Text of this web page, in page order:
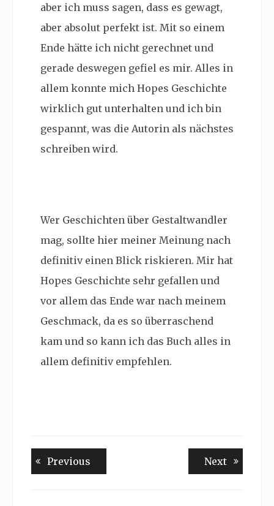
aber ich muss sagen, dass es gewagt,
aber absolut perfekt ist. Mit so einem
Ende hätte ich nicht gerechnet und
gerade deswegen gefiel es mir. Alles in
allem konnte mich Hopes Geschichte
wirklich gut unterhalten und ich bin
gespannt, was die Autorin als nächstes
schreiben wird.
Wer Geschichten über Gestaltwandler
mag, sollte hier meiner Meinung nach
definitiv einen Blick riskieren. Mir hat
Hopes Geschichte sehr gefallen und
vor allem das Ende war nach meinem
Geschmack, da es so überraschend
kam und so kann ich das Buch alles in
allem definitiv empfehlen.
Beitragsnavigation
Previous NextNext